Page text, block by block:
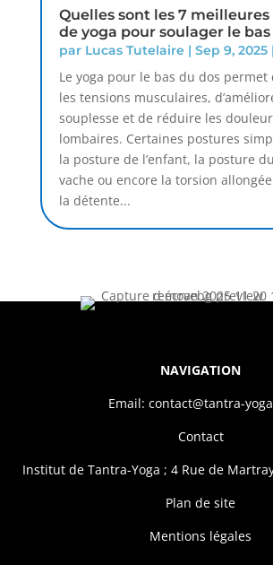
Quelles sont les 7
de yoga pour soulager le bas
par Lucas Tutelaire | Sep 9, 2025|
Le yoga pour le bas du dos permet
les tensions musculaires,
souplesse et de réduire les
lombaires. Certaines postures
la posture de l’enfant, la posture
vache ou encore la torsion
la détente...
NAVIGATION
Email: contact@tantra-
Contact
Institut de Tantra-Yoga ; 4 Rue de
Plan de site
Mentions légales